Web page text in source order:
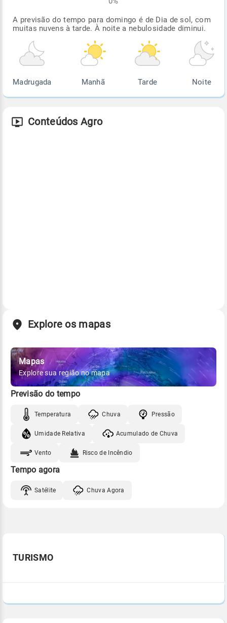
A previsão do tempo para domingo é de Dia de sol, com
muitas nuvens à tarde. À noite a nebulosidade diminui.
Madrugada Manhã Tarde Noite
Conteúdos Agro
Explore os mapas
Mapas
Explore sua região no mapa
Previsão do tempo
Temperatura Chuva Pressão
Umidade Relativa Acumulado de Chuva
Vento Risco de Incêndio
Tempo agora
Satélite Chuva Agora
TURISMO